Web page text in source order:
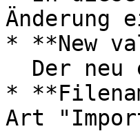
Änderung
* **New
*
Art